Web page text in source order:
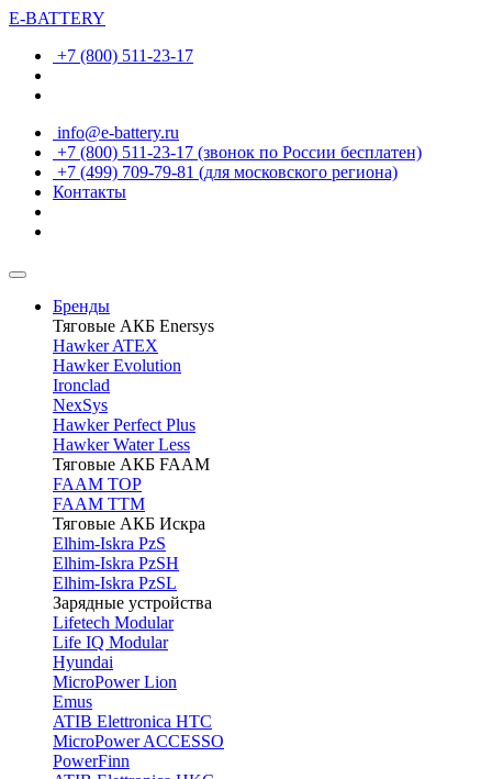
E-BATTERY
+7 (800) 511-23-17
info@e-battery.ru
+7 (800) 511-23-17 (звонок по России бесплатен)
+7 (499) 709-79-81 (для московского региона)
Контакты
Бренды
Тяговые АКБ Enersys
Hawker ATEX
Hawker Evolution
Ironclad
NexSys
Hawker Perfect Plus
Hawker Water Less
Тяговые АКБ FAAM
FAAM TOP
FAAM TTM
Тяговые АКБ Искра
Elhim-Iskra PzS
Elhim-Iskra PzSH
Elhim-Iskra PzSL
Зарядные устройства
Lifetech Modular
Life IQ Modular
Hyundai
MicroPower Lion
Emus
ATIB Elettronica HTC
MicroPower ACCESSO
PowerFinn